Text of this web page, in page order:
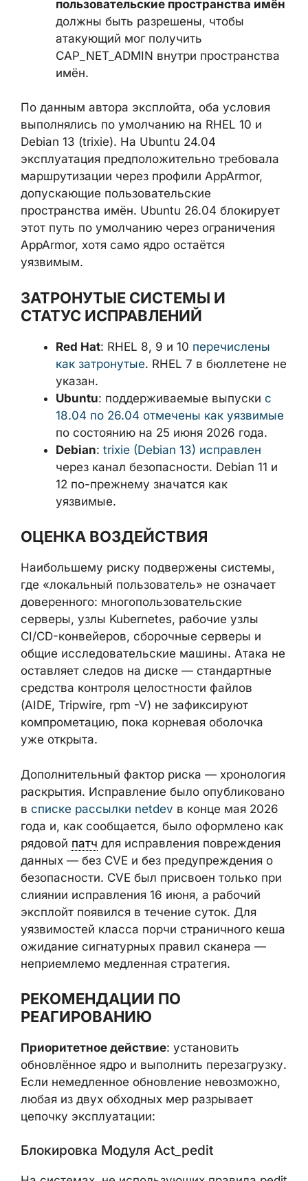
пользовательские пространства
имёндолжны быть разрешены,
чтобы атакующий мог получить
CAP_NET_ADMIN внутри
пространства имён.
По данным автора эксплойта, оба условия
выполнялись по умолчанию на RHEL 10 и
Debian 13 (trixie). На Ubuntu 24.04
эксплуатация предположительно
требовала маршрутизации через профили
AppArmor, допускающие пользовательские
пространства имён. Ubuntu 26.04
блокирует этот путь по умолчанию через
ограничения AppArmor, хотя само ядро
остаётся уязвимым.
ЗАТРОНУТЫЕ СИСТЕМЫ И
СТАТУС ИСПРАВЛЕНИЙ
Red Hat: RHEL 8, 9 и 10 перечислены
как затронутые. RHEL 7 в бюллетене
не указан.
Ubuntu: поддерживаемые выпуски с
18.04 по 26.04 отмечены как
уязвимыепо состоянию на 25 июня
2026 года.
Debian:trixie (Debian 13) исправлен
через канал безопасности. Debian 11
и 12 по-прежнему значатся как
ОЦЕНКА ВОЗДЕЙСТВИЯ
Наибольшему риску подвержены системы,
где «локальный пользователь» не означает
доверенного: многопользовательские
серверы, узлы Kubernetes, рабочие узлы
CI/CD-конвейеров, сборочные серверы и
общие исследовательские машины. Атака
не оставляет следов на диске —
стандартные средства контроля
целостности файлов (AIDE, Tripwire, rpm -V)
не зафиксируют компрометацию, пока
Дополнительный фактор риска —
хронология раскрытия. Исправление было
опубликовано всписке рассылки netdevв
конце мая 2026 года и, как сообщается,
было оформлено как рядовойпатчдля
исправления повреждения данных — без
CVE и без предупреждения о безопасности.
CVE был присвоен только при слиянии
исправления 16 июня, а рабочий эксплойт
появился в течение суток. Для
уязвимостей класса порчи страничного
сканера — неприемлемо медленная
стратегия.
РЕКОМЕНДАЦИИ ПО
РЕАГИРОВАНИЮ
Приоритетное действие : установить
обновлённое ядро и выполнить
обновление невозможно, любая из двух
обходных мер разрывает цепочку